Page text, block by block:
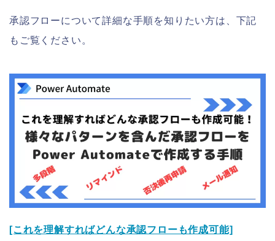
承認フローについて詳細な手順を知りたい方は、下記
もご覧ください。
[これを理解すればどんな承認フローも作成可能]